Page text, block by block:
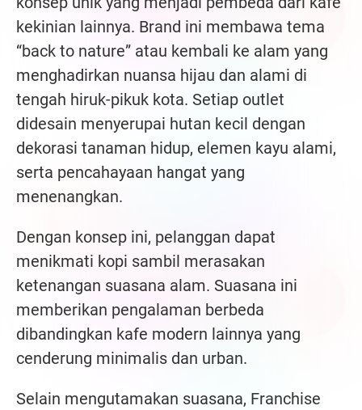
kekinian lainnya. Brand ini membawa tema
“back to nature” atau kembali ke alam yang
menghadirkan nuansa hijau dan alami di
tengah hiruk-pikuk kota. Setiap outlet
didesain menyerupai hutan kecil dengan
dekorasi tanaman hidup, elemen kayu alami,
serta pencahayaan hangat yang
menenangkan.
Dengan konsep ini, pelanggan dapat
menikmati kopi sambil merasakan
ketenangan suasana alam. Suasana ini
memberikan pengalaman berbeda
dibandingkan kafe modern lainnya yang
cenderung minimalis dan urban.
Selain mengutamakan suasana, Franchise